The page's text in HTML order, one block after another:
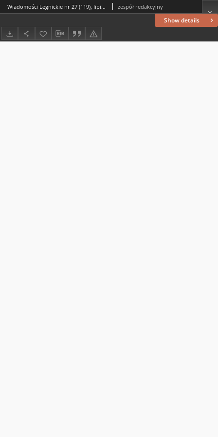
Show details
Wiadomości Legnickie nr 27 (119), lipiec `59 zespół redakcyjny